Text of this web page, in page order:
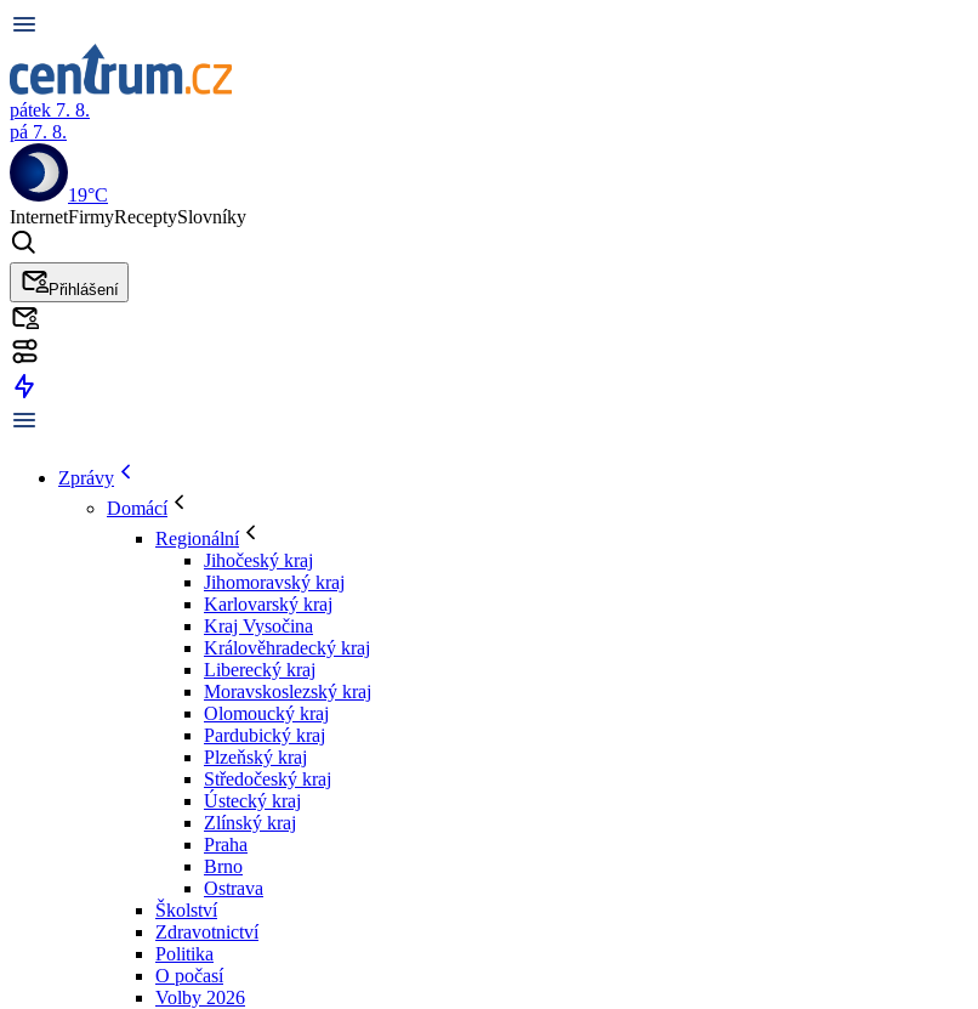
pátek 7. 8.
pá 7. 8.
19°C
InternetFirmyReceptySlovníky
Přihlášení
Zprávy
Domácí
Regionální
Jihočeský kraj
Jihomoravský kraj
Karlovarský kraj
Kraj Vysočina
Králověhradecký kraj
Liberecký kraj
Moravskoslezský kraj
Olomoucký kraj
Pardubický kraj
Plzeňský kraj
Středočeský kraj
Ústecký kraj
Zlínský kraj
Praha
Brno
Ostrava
Školství
Zdravotnictví
Politika
O počasí
Volby 2026